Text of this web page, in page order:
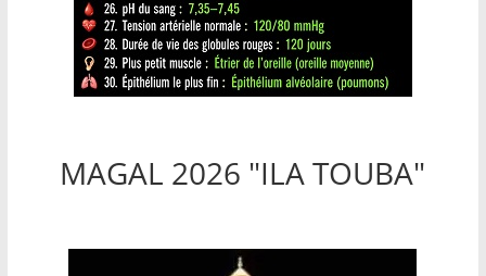
MAGAL 2026 "ILA TOUBA"